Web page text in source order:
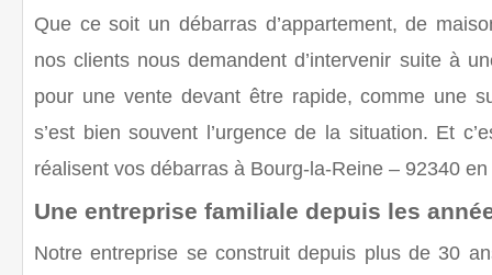
Que ce soit un débarras d’appartement, de
nos clients nous demandent d’intervenir suite à
pour une vente devant être rapide, comme une
s’est bien souvent l’urgence de la situation. Et
réalisent vos débarras à Bourg-la-Reine – 92340 en
Une entreprise familiale depuis les
Notre entreprise se construit depuis plus de 30